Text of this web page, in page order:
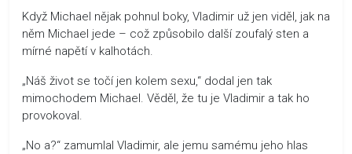
Když Michael nějak pohnul boky, Vladimir už jen viděl, jak na
něm Michael jede – což způsobilo další zoufalý sten a
mírné napětí v kalhotách.
„Náš život se točí jen kolem sexu,“ dodal jen tak
mimochodem Michael. Věděl, že tu je Vladimir a tak ho
provokoval.
„No a?“ zamumlal Vladimir, ale jemu samému jeho hlas